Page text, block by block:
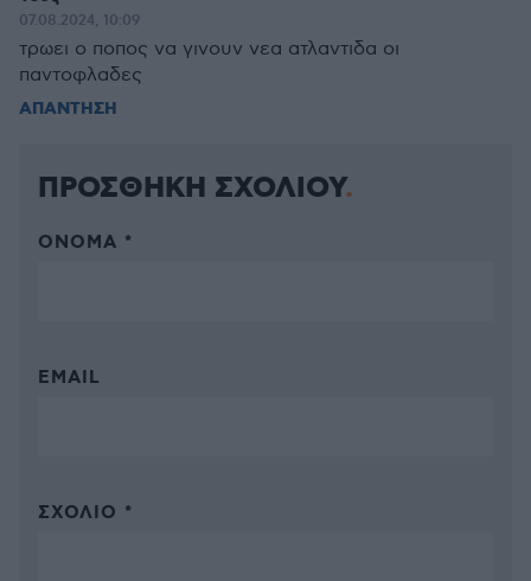
07.08.2024, 10:09
τρωει ο ποπος να γινουν νεα ατλαντιδα οι
παντοφλαδες
ΑΠΑΝΤΗΣΗ
ΠΡΟΣΘΗΚΗ ΣΧΟΛΙΟΥ
ΌΝΟΜΑ *
EMAIL
ΣΧΌΛΙΟ *